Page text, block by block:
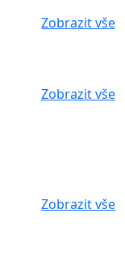
Zobrazit vše
Zobrazit vše
Zobrazit vše